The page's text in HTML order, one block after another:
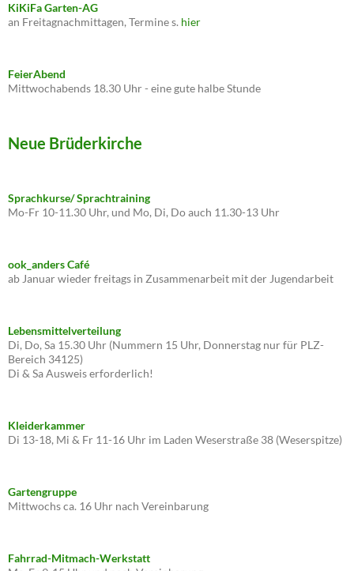
KiKiFa Garten-AG
an Freitagnachmittagen, Termine s. hier
FeierAbend
Mittwochabends 18.30 Uhr - eine gute halbe Stunde
Neue Brüderkirche
Sprachkurse/ Sprachtraining
Mo-Fr 10-11.30 Uhr, und Mo, Di, Do auch 11.30-13 Uhr
ook_anders Café
ab Januar wieder freitags in Zusammenarbeit mit der Jugendarbeit
Lebensmittelverteilung
Di, Do, Sa 15.30 Uhr (Nummern 15 Uhr, Donnerstag nur für PLZ-
Bereich 34125)
Di & Sa Ausweis erforderlich!
Kleiderkammer
Di 13-18, Mi & Fr 11-16 Uhr im Laden Weserstraße 38 (Weserspitze)
Gartengruppe
Mittwochs ca. 16 Uhr nach Vereinbarung
Fahrrad-Mitmach-Werkstatt